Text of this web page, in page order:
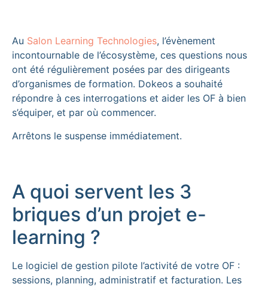
Au Salon Learning Technologies, l’évènement
incontournable de l’écosystème, ces questions nous
ont été régulièrement posées par des dirigeants
d’organismes de formation. Dokeos a souhaité
répondre à ces interrogations et aider les OF à bien
s’équiper, et par où commencer.
Arrêtons le suspense immédiatement.
A quoi servent les 3
briques d’un projet e-
learning ?
Le logiciel de gestion pilote l’activité de votre OF :
sessions, planning, administratif et facturation. Les